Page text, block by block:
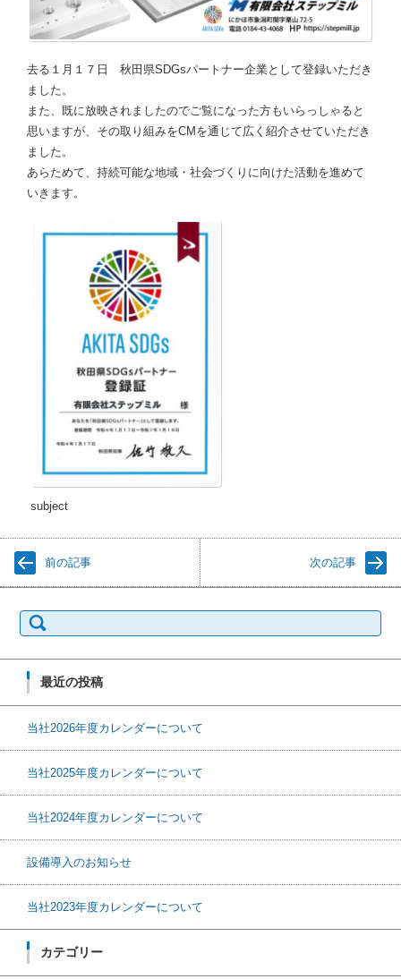
去る１月１７日 秋田県SDGsパートナー企業として登録いただき
ました。
また、既に放映されましたのでご覧になった方もいらっしゃると
思いますが、その取り組みをCMを通じて広く紹介させていただき
ました。
あらためて、持続可能な地域・社会づくりに向けた活動を進めて
いきます。
subject
前の記事 次の記事
最近の投稿
当社2026年度カレンダーについて
当社2025年度カレンダーについて
当社2024年度カレンダーについて
設備導入のお知らせ
当社2023年度カレンダーについて
カテゴリー